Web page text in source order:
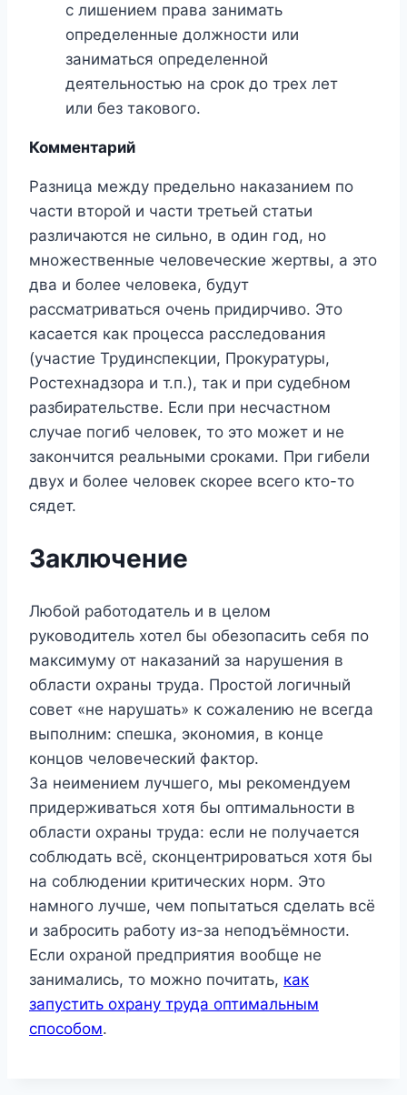
с лишением права занимать
определенные должности или
заниматься определенной
деятельностью на срок до трех лет
или без такового.
Комментарий
Разница между предельно наказанием по
части второй и части третьей статьи
различаются не сильно, в один год, но
множественные человеческие жертвы, а это
два и более человека, будут
рассматриваться очень придирчиво. Это
касается как процесса расследования
(участие Трудинспекции, Прокуратуры,
Ростехнадзора и т.п.), так и при судебном
разбирательстве. Если при несчастном
случае погиб человек, то это может и не
закончится реальными сроками. При гибели
двух и более человек скорее всего кто-то
сядет.
Заключение
Любой работодатель и в целом
руководитель хотел бы обезопасить себя по
максимуму от наказаний за нарушения в
области охраны труда. Простой логичный
совет «не нарушать» к сожалению не всегда
выполним: спешка, экономия, в конце
концов человеческий фактор.
За неимением лучшего, мы рекомендуем
придерживаться хотя бы оптимальности в
области охраны труда: если не получается
соблюдать всё, сконцентрироваться хотя бы
на соблюдении критических норм. Это
намного лучше, чем попытаться сделать всё
и забросить работу из-за неподъёмности.
Если охраной предприятия вообще не
занимались, то можно почитать, как
запустить охрану труда оптимальным
способом.